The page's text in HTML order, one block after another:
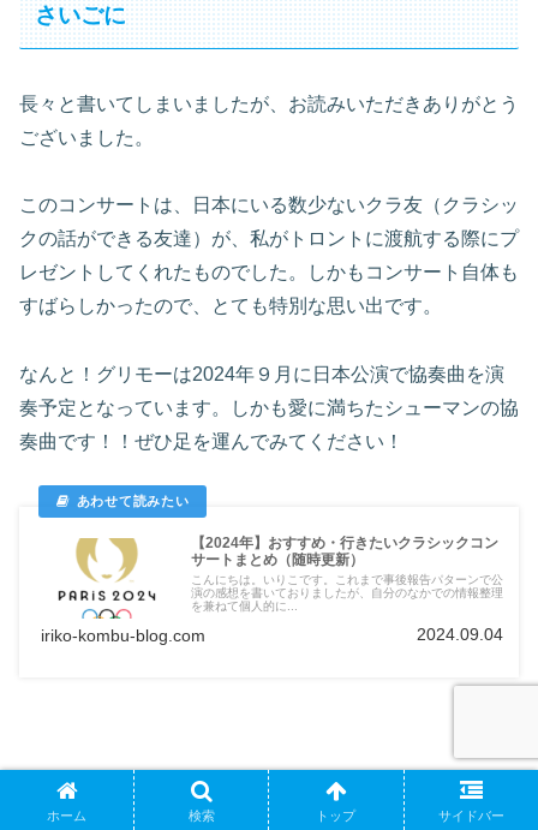
さいごに
長々と書いてしまいましたが、お読みいただきありがとう
ございました。
このコンサートは、日本にいる数少ないクラ友（クラシッ
クの話ができる友達）が、私がトロントに渡航する際にプ
レゼントしてくれたものでした。しかもコンサート自体も
すばらしかったので、とても特別な思い出です。
なんと！グリモーは2024年９月に日本公演で協奏曲を演
奏予定となっています。しかも愛に満ちたシューマンの協
奏曲です！！ぜひ足を運んでみてください！
【2024年】おすすめ・行きたいクラシックコン
サートまとめ（随時更新）
こんにちは。いりこです。これまで事後報告パターンで公
演の感想を書いておりましたが、自分のなかでの情報整理
を兼ねて個人的に...
iriko-kombu-blog.com 2024.09.04
コンサート日記
ホーム 検索 トップ サイドバー